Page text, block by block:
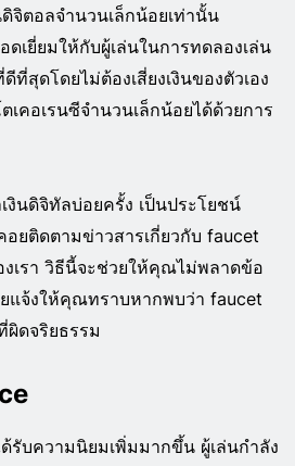
จิตอลจำนวนเล็กน้อยเท่านั้น
เยี่ยมให้กับผู้เล่นในการทดลองเล่น
สุดโดยไม่ต้องเสี่ยงเงินของตัวเอง
เคอเรนซีจำนวนเล็กน้อยได้ด้วยการ
นดิจิทัลบ่อยครั้ง เป็นประโยชน์
ยติดตามข่าวสารเกี่ยวกับ faucet
เรา วิธีนี้จะช่วยให้คุณไม่พลาดข้อ
แจ้งให้คุณทราบหากพบว่า faucet
ผิดจริยธรรม
รับความนิยมเพิ่มมากขึ้น ผู้เล่นกำลัง